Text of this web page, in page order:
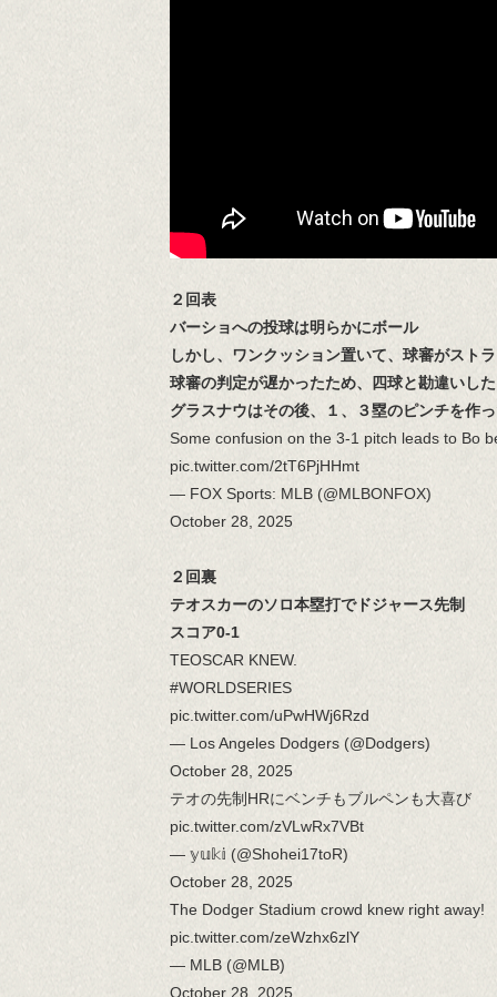
２回表
バーショへの投球は明らかにボール
しかし、ワンクッション置いて、球審がスト
球審の判定が遅かったため、四球と勘違いし
グラスナウはその後、１、３塁のピンチを作
Some confusion on the 3-1 pitch leads to Bo
pic.twitter.com/2tT6PjHHmt
— FOX Sports: MLB (@MLBONFOX)
October 28, 2025
２回裏
テオスカーのソロ本塁打でドジャース先制
スコア0-1
TEOSCAR KNEW.
#WORLDSERIES
pic.twitter.com/uPwHWj6Rzd
— Los Angeles Dodgers (@Dodgers)
October 28, 2025
テオの先制HRにベンチもブルペンも大喜び
pic.twitter.com/zVLwRx7VBt
— 𝕪𝕦𝕜𝕚 (@Shohei17toR)
October 28, 2025
The Dodger Stadium crowd knew right away!
pic.twitter.com/zeWzhx6zlY
— MLB (@MLB)
October 28, 2025